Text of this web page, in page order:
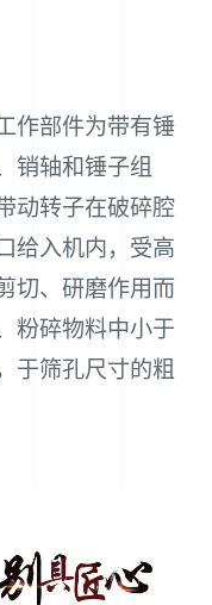
作部件为带有锤
销轴和锤子组
动转子在破碎腔
给入机内，受高
切、研磨作用而
粉碎物料中小于
于筛孔尺寸的粗